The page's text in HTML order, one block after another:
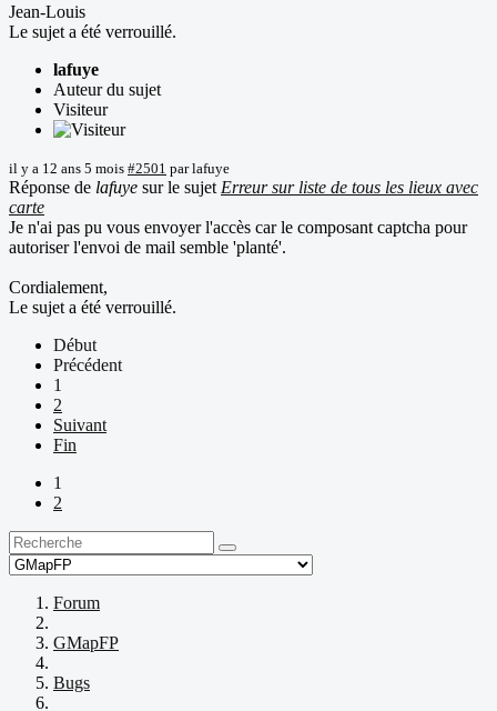
Jean-Louis
Le sujet a été verrouillé.
lafuye
Auteur du sujet
Visiteur
il y a 12 ans 5 mois #2501 parlafuye
Réponse de lafuye sur le sujet Erreur sur liste de tous les lieux avec
carte
Je n'ai pas pu vous envoyer l'accès car le composant captcha pour
autoriser l'envoi de mail semble 'planté'.
Cordialement,
Le sujet a été verrouillé.
Début
Précédent
1
2
Suivant
Fin
1
2
Forum
GMapFP
Bugs